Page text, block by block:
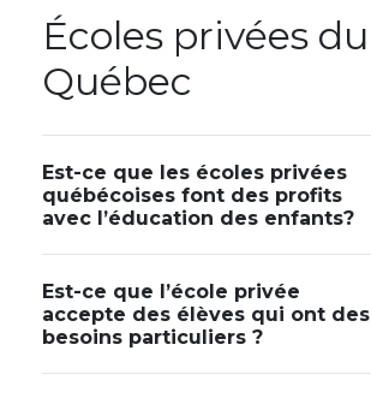
Écoles privées du
Québec
Est-ce que les écoles privées
québécoises font des profits
avec l’éducation des enfants?
Est-ce que l’école privée
accepte des élèves qui ont des
besoins particuliers ?